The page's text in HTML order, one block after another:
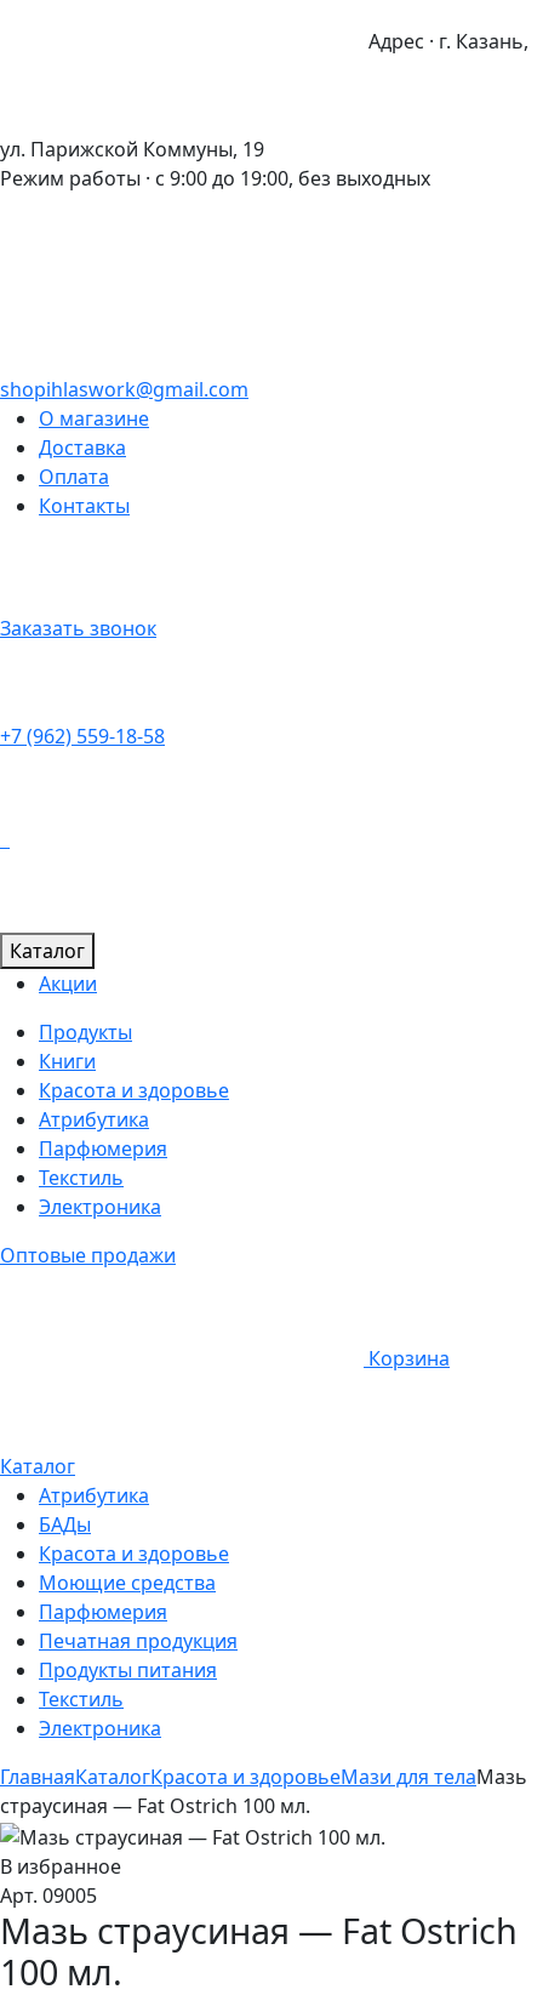
Адрес · г. Казань,
ул. Парижской Коммуны, 19
Режим работы · с 9:00 до 19:00, без выходных
shopihlaswork@gmail.com
О магазине
Доставка
Оплата
Контакты
Заказать звонок
+7 (962) 559-18-58
Каталог
Акции
Продукты
Книги
Красота и здоровье
Атрибутика
Парфюмерия
Текстиль
Электроника
Оптовые продажи
Корзина
Каталог
Атрибутика
БАДы
Красота и здоровье
Моющие средства
Парфюмерия
Печатная продукция
Продукты питания
Текстиль
Электроника
ГлавнаяКаталогКрасота и здоровьеМази для телаМазь
страусиная — Fat Ostrich 100 мл.
В избранное
Арт. 09005
Мазь страусиная — Fat Ostrich
100 мл.